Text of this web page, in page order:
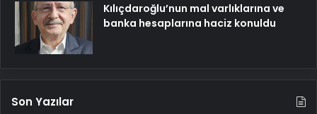
Kılıçdaroğlu’nun mal varlıklarına ve
banka hesaplarına haciz konuldu
Son Yazılar